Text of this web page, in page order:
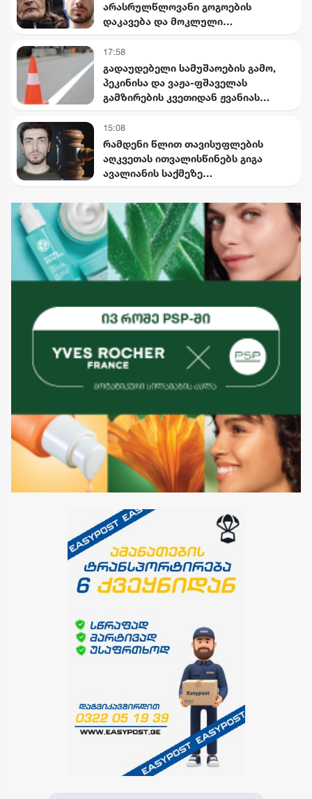
არასრულწლოვანი გოგოების
დაკავება და მოკლული
17:58
გადაუდებელი სამუშაოების გამო,
პეკინისა და ვაჟა-ფშაველას
გამზირების კვეთიდან ჟვანიას
დროებით შეიზღუდება
15:08
რამდენი წლით თავისუფლების
აღკვეთას ითვალისწინებს გიგა
ავალიანის საქმეზე
წაყენებული ბრალდება